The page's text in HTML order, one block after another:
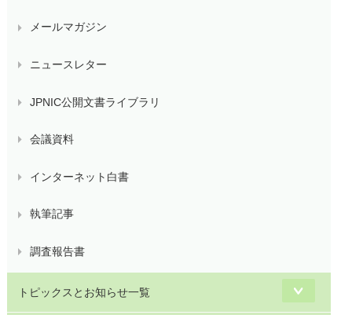
メールマガジン
ニュースレター
JPNIC公開文書ライブラリ
会議資料
インターネット白書
執筆記事
調査報告書
トピックスとお知らせ一覧